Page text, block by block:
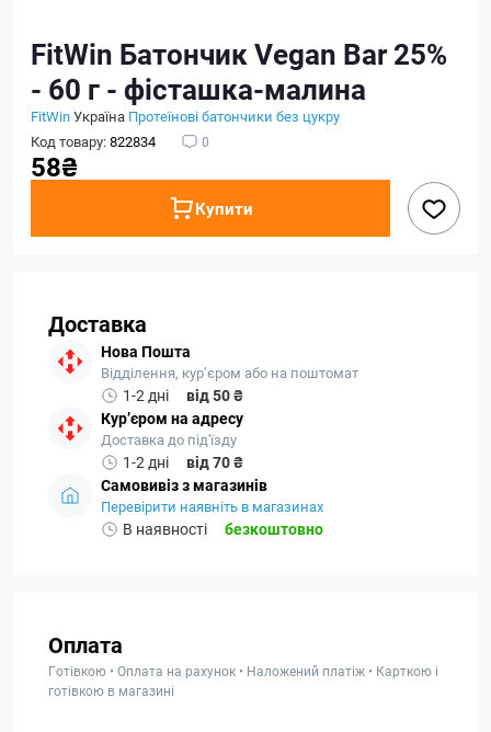
FitWin Батончик Vegan Bar 25%
- 60 г - фісташка-малина
FitWinУкраїна Протеїнові батончики без цукру
Код товару:822834 0
58₴
Купити
Доставка
Нова Пошта
Відділення, кур’єром або на поштомат
1-2 дні
від 50 ₴
Кур’єром на адресу
Доставка до під'їзду
1-2 дні
від 70 ₴
Самовивіз з магазинів
Перевірити наявніть в магазинах
В наявності безкоштовно
Оплата
Готівкою • Оплата на рахунок • Наложений платіж • Карткою і
готівкою в магазині